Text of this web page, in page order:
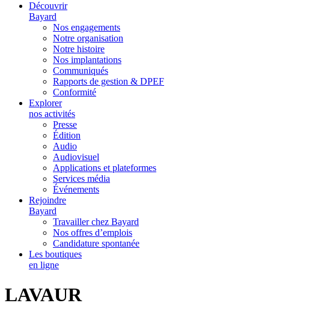
Découvrir
Bayard
Nos engagements
Notre organisation
Notre histoire
Nos implantations
Communiqués
Rapports de gestion & DPEF
Conformité
Explorer
nos activités
Presse
Édition
Audio
Audiovisuel
Applications et plateformes
Services média
Événements
Rejoindre
Bayard
Travailler chez Bayard
Nos offres d’emplois
Candidature spontanée
Les boutiques
en ligne
LAVAUR